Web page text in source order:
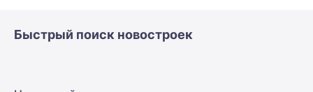
Быстрый поиск новостроек